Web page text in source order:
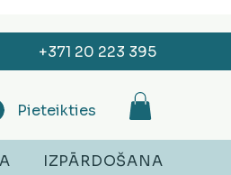
+371 20 223 395
Pieteikties
IZPĀRDOŠANA